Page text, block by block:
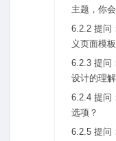
主题，你
6.2.2 提问
义页⾯模
6.2.3 提问
设计的理
6.2.4 提问
选项？
6.2.5 提问